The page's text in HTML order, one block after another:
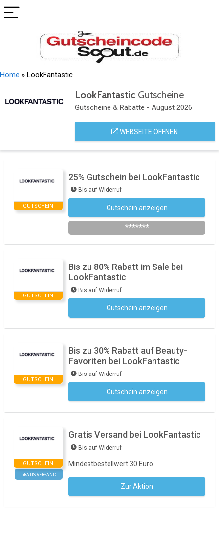
Home » LookFantastic
LookFantastic Gutscheine
Gutscheine & Rabatte - August 2026
WEBSEITE ÖFFNEN
GUTSCHEIN
25% Gutschein bei LookFantastic
Bis auf Widerruf
Gutschein anzeigen
*******
GUTSCHEIN
Bis zu 80% Rabatt im Sale bei
LookFantastic
Bis auf Widerruf
Gutschein anzeigen
GUTSCHEIN
Bis zu 30% Rabatt auf Beauty-
Favoriten bei LookFantastic
Bis auf Widerruf
Gutschein anzeigen
GUTSCHEIN
GRATIS VERSAND
Gratis Versand bei LookFantastic
Bis auf Widerruf
Mindestbestellwert 30 Euro
Zur Aktion